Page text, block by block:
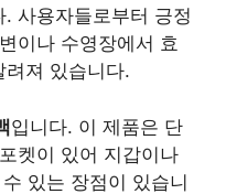
사용자들로부터 긍정
이나 수영장에서 효
져 있습니다.
입니다. 이 제품은 단
켓이 있어 지갑이나
있는 장점이 있습니